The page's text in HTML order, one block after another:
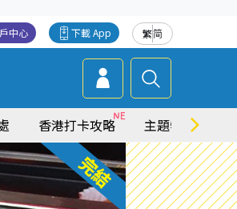
繁简
下載 App
中心
香港打卡攻略 主題特集